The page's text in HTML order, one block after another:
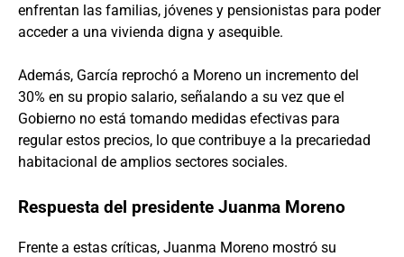
enfrentan las familias, jóvenes y pensionistas para poder
acceder a una vivienda digna y asequible.
Además, García reprochó a Moreno un incremento del
30% en su propio salario, señalando a su vez que el
Gobierno no está tomando medidas efectivas para
regular estos precios, lo que contribuye a la precariedad
habitacional de amplios sectores sociales.
Respuesta del presidente Juanma Moreno
Frente a estas críticas, Juanma Moreno mostró su